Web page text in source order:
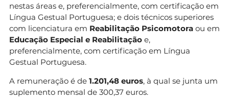
nestas áreas e, preferencialmente, com certificação em
Língua Gestual Portuguesa; e dois técnicos superiores
com licenciatura em Reabilitação Psicomotora ou em
Educação Especial e Reabilitação e,
preferencialmente, com certificação em Língua
Gestual Portuguesa.
A remuneração é de 1.201,48 euros, à qual se junta um
suplemento mensal de 300,37 euros.